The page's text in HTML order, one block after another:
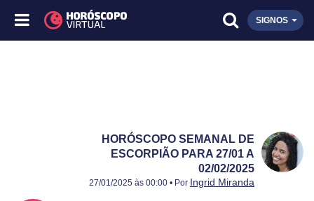
SIGNOS
HORÓSCOPO SEMANAL DE
ESCORPIÃO PARA 27/01 A
02/02/2025
Publicado:
27/01 a 02/02/2025
Atualizado:
27/01 a 02/02/2025
27/01/2025 às 00:00 • Por Ingrid Miranda